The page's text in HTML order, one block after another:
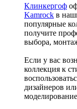
Клинкергоф
Kamrock в
популярные
получите
выбора,
Если у вас
коллекция к
дизайнеров